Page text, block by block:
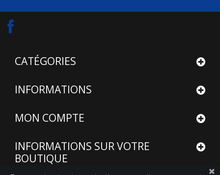
CATÉGORIES
INFORMATIONS
MON COMPTE
INFORMATIONS SUR VOTRE
BOUTIQUE